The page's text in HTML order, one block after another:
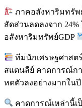
ภาคอสังหาริมทรัพ
สัดส่วนลดลงจาก 24%
อสังหาริมทรัพย์GDP
ทีมนักเศรษฐศาส
สแตนลีย์ คาดการณ์ก
หดตัวลงอย่างมากใน
คาดการณ์เหล่านี้